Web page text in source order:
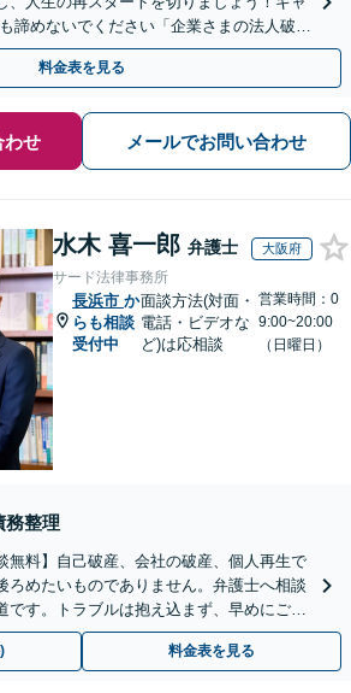
諦めないでください「企業さまの法人破産
相談可】
料金表を見る
わせ メールでお問い合わせ
水木 喜一郎 弁護士 大阪府
サード法律事務所
長浜市 か
らも相談
受付中
面談方法(対面・
電話・ビデオな
ど)は応相談
営業時間：0
9:00~20:00
（日曜日）
務整理
無料】自己破産、会社の破産、個人再生で
ろめたいものでありません。弁護士へ相談
です。トラブルは抱え込まず、早めにご相
料金表を見る